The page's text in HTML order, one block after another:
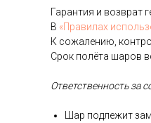
Га­ран­тия и воз­врат
В «Пра­ви­лах
К со­жале­нию,
Срок по­лёта ша­ров
От­ветс­твен­ность за
Шар под­ле­жит